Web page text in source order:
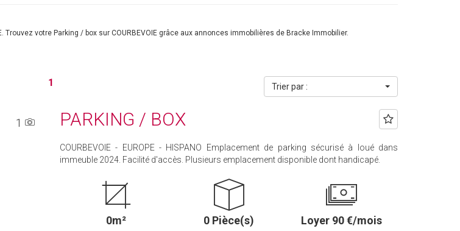
votre Parking / box sur COURBEVOIE grâce aux annonces immobilières de Bracke Immobilier.
1 Trier par :
1 PARKING / BOX
COURBEVOIE - EUROPE - HISPANO Emplacement de parking sécurisé à loué dans
immeuble 2024. Facilité d'accès. Plusieurs emplacement disponible dont handicapé.
0m² 0 Pièce(s) Loyer 90 €/mois